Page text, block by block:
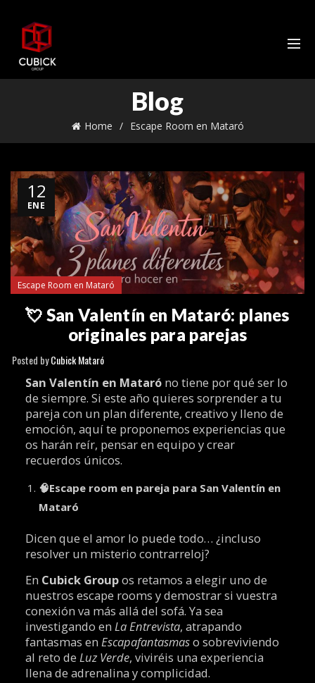
Blog
Home Escape Room en Mataró
12
ENE
Escape Room en Mataró
💘 San Valentín en Mataró: planes
originales para parejas
Posted byCubick Mataró
San Valentín en Mataróno tiene por qué ser lo
de siempre. Si este año quieres sorprender a tu
pareja con un plan diferente, creativo y lleno de
emoción, aquí te proponemos experiencias que
os harán reír, pensar en equipo y crear
recuerdos únicos.
🧠Escape room en pareja para San Valentín en
Mataró
Dicen que el amor lo puede todo… ¿incluso
resolver un misterio contrarreloj?
En Cubick Groupos retamos a elegir uno de
nuestros escape rooms y demostrar si vuestra
conexión va más allá del sofá. Ya sea
investigando en La Entrevista, atrapando
fantasmas en Escapafantasmaso sobreviviendo
al reto de Luz Verde, viviréis una experiencia
llena de adrenalina y complicidad.